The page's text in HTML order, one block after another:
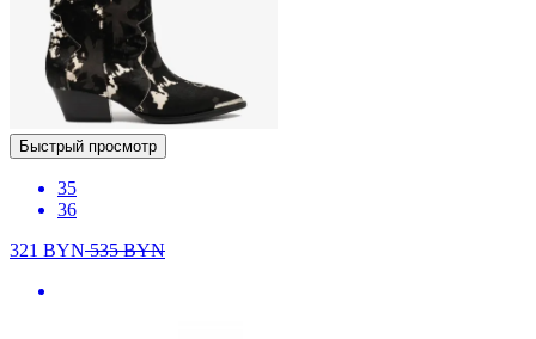
Быстрый просмотр
35
36
321 BYN535BYN